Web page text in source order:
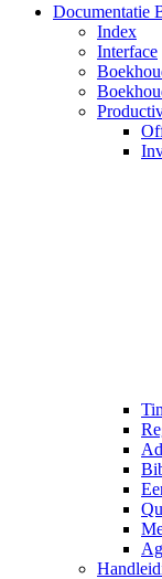
Documentatie
Index
Interface